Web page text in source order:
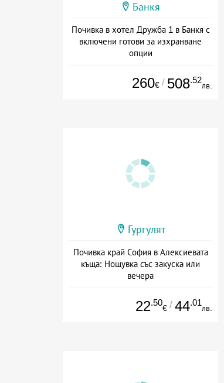
Банкя
Почивка в хотел Дружба 1 в Банкя с
включени готови за изхранване
опции
260€ / 508.52
лв.
Гургулят
Почивка край София в Алексиевата
къща: Нощувка със закуска или
вечера
22.50
€ / 44.01
лв.